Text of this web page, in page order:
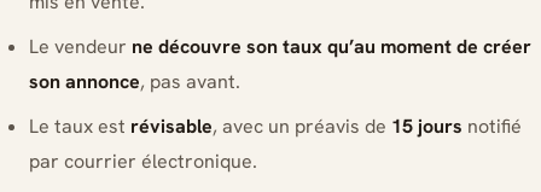
Le vendeur ne découvre son taux qu’au moment de créer
son annonce, pas avant.
Le taux est révisable, avec un préavis de 15 jours notifié
par courrier électronique.